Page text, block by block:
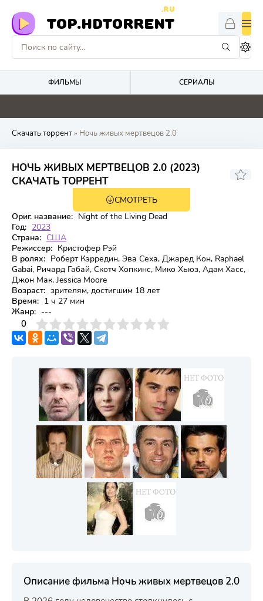
TOP.HDTORRENT
.RU
ФИЛЬМЫ СЕРИАЛЫ
0 0 0 0
Скачать торрент» Ночь живых мертвецов 2.0
НОЧЬ ЖИВЫХ МЕРТВЕЦОВ 2.0 (2023)
СКАЧАТЬ ТОРРЕНТ
4.211
СМОТРЕТЬ
Ориг. название: Night of the Living Dead
Год: 2023
Страна: США
Режиссер: Кристофер Рэй
В ролях: Роберт Кэрредин, Эва Сеха, Джаред Кон, Raphael
Gabai, Ричард Габай, Скотч Хопкинс, Мико Хьюз, Адам Хасс,
Джон Мак, Jessica Moore
Возраст: зрителям, достигшим 18 лет
Время: 1 ч 27 мин
Жанр: ---
0
4 6 7 8 9 10
Описание фильма Ночь живых мертвецов 2.0